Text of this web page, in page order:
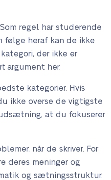
regel har studerende
følge heraf kan de ikke
der ikke er
argument her.
kategorier. Hvis
ikke overse de vigtigste
at du fokuserer
når de skriver. For
deres meninger og
og sætningsstruktur.